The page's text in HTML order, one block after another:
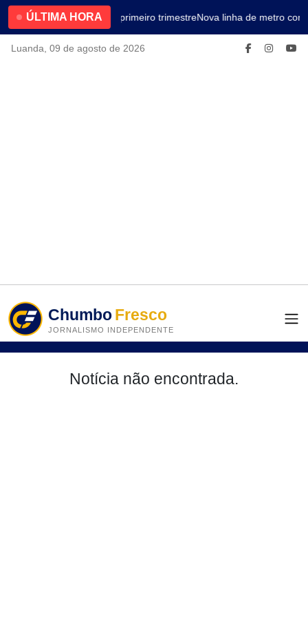
ÚLTIMA HORA4.2% no primeiro trimestreNova linha de metro
Luanda, 09 de agosto de 2026
ChumboFresco
JORNALISMO INDEPENDENTE
Notícia não encontrada.